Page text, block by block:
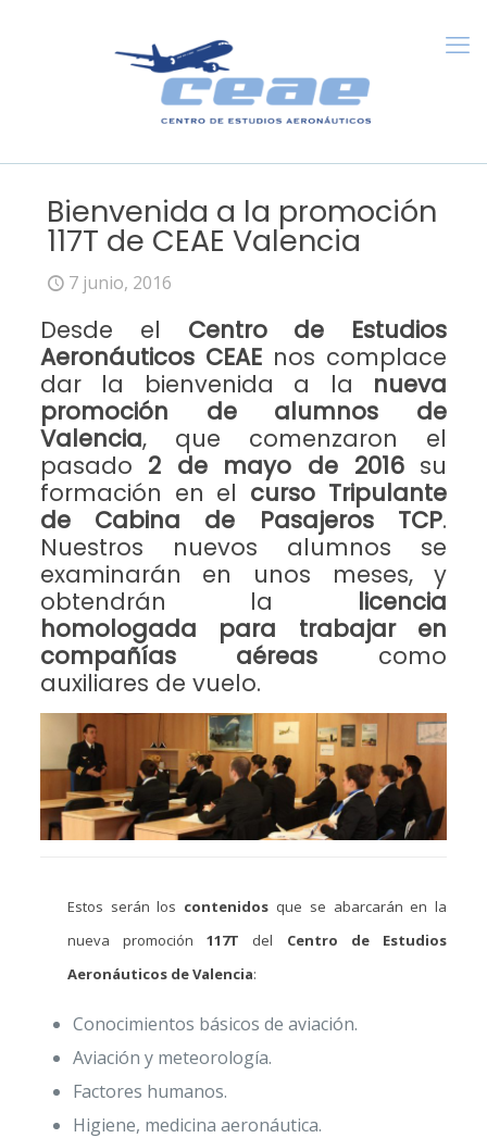
Bienvenida a la promoción
117T de CEAE Valencia
7 junio, 2016
Desde el Centro de Estudios
Aeronáuticos CEAEnos complace
dar la bienvenida a la nueva
promoción de alumnos de
Valencia, que comenzaron el
pasado 2 de mayo de 2016su
formación en el curso Tripulante
de Cabina de Pasajeros TCP.
Nuestros nuevos alumnos se
examinarán en unos meses, y
obtendrán la licencia
homologada para trabajar en
compañías aéreas como
auxiliares de vuelo.
Estos serán los contenidos que se abarcarán en la
nueva promoción117T del Centro de Estudios
Aeronáuticos de Valencia:
Conocimientos básicos de aviación.
Aviación y meteorología.
Factores humanos.
Higiene, medicina aeronáutica.